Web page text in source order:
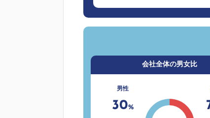
会社全体の男女比
男性
30%